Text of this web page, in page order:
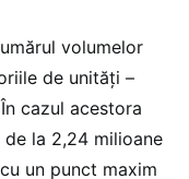
volumelor
de unități –
cazul acestora
la 2,24 milioane
un punct maxim